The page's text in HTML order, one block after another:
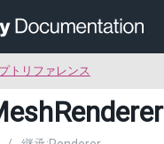
トリファレンス